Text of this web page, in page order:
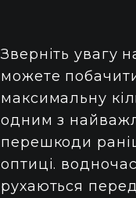
Зверніть увагу
можете
максимальну
одним з
перешкоди
оптиці.
рухаються